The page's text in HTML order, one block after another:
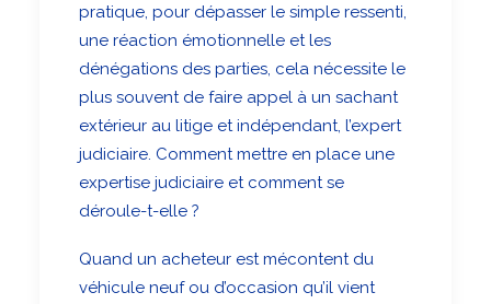
pratique, pour dépasser le simple ressenti,
une réaction émotionnelle et les
dénégations des parties, cela nécessite le
plus souvent de faire appel à un sachant
extérieur au litige et indépendant, l’expert
judiciaire. Comment mettre en place une
expertise judiciaire et comment se
déroule-t-elle ?
Quand un acheteur est mécontent du
véhicule neuf ou d’occasion qu’il vient